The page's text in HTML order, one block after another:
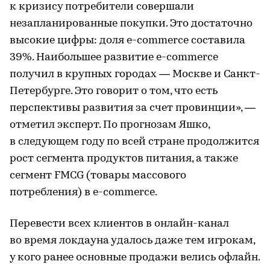
к кризису потребители совершали
незапланированные покупки. Это достаточно
высокие цифры: доля e-commerce составила
39%. Наибольшее развитие e-commerce
получил в крупных городах — Москве и Санкт-
Петербурге. Это говорит о том, что есть
перспективы развития за счет провинции», —
отметил эксперт. По прогнозам Яшко,
в следующем году по всей стране продолжится
рост сегмента продуктов питания, а также
сегмент FMCG (товары массового
потребления) в e-commerce.
Перевести всех клиентов в онлайн-канал
во время локдауна удалось даже тем игрокам,
у кого ранее основные продажи велись офлайн.